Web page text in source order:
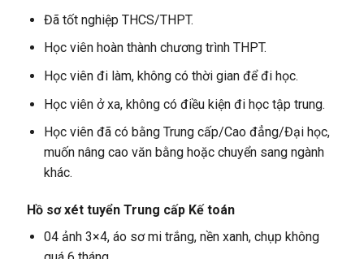
Đã tốt nghiệp THCS/THPT.
Học viên hoàn thành chương trình THPT.
Học viên đi làm, không có thời gian để đi học.
Học viên ở xa, không có điều kiện đi học tập trung.
Học viên đã có bằng Trung cấp/Cao đẳng/Đại học,
muốn nâng cao văn bằng hoặc chuyển sang ngành
khác.
Hồ sơ xét tuyển Trung cấp Kế toán
04 ảnh 3×4, áo sơ mi trắng, nền xanh, chụp không